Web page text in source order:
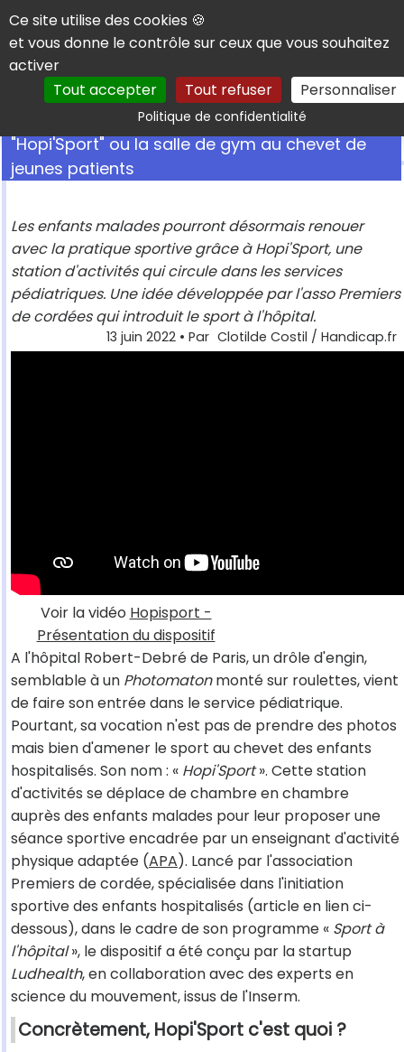
Panneau de gestion des cookies
Ce site utilise des cookies 🍪
et vous donne le contrôle sur ceux que vous souhaitez
activer
Tout accepter
Tout refuser Personnaliser
Politique de confidentialitéRechercher
"Hopi'Sport" ou la salle de gym au chevet de
jeunes patients
Les enfants malades pourront désormais renouer
avec la pratique sportive grâce à Hopi'Sport, une
station d'activités qui circule dans les services
pédiatriques. Une idée développée par l'asso Premiers
de cordées qui introduit le sport à l'hôpital.
13 juin 2022 • Par Clotilde Costil / Handicap.fr
Voir la vidéo Hopisport -
Présentation du dispositif
A l'hôpital Robert-Debré de Paris, un drôle d'engin,
semblable à un Photomatonmonté sur roulettes, vient
de faire son entrée dans le service pédiatrique.
Pourtant, sa vocation n'est pas de prendre des photos
mais bien d'amener le sport au chevet des enfants
hospitalisés. Son nom : « Hopi'Sport». Cette station
d'activités se déplace de chambre en chambre
auprès des enfants malades pour leur proposer une
séance sportive encadrée par un enseignant d'activité
physique adaptée (APA). Lancé par l'association
Premiers de cordée, spécialisée dans l'initiation
sportive des enfants hospitalisés (article en lien ci-
dessous), dans le cadre de son programme « Sport à
l'hôpital», le dispositif a été conçu par la startup
Ludhealth, en collaboration avec des experts en
science du mouvement, issus de l'Inserm.
Concrètement, Hopi'Sport c'est quoi ?